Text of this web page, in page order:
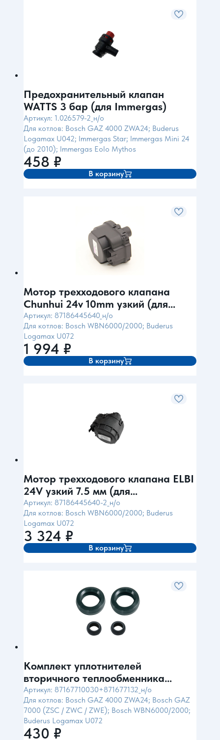
Предохранительный клапан
WATTS 3 бар (для Immergas)
Артикул: 1.026579-2_н/о
Для котлов: Bosch GAZ 4000 ZWA24; Buderus
Logamax U042; Immergas Star; Immergas Mini 24
(до 2010); Immergas Eolo Mythos
458 ₽
В корзину
Мотор трехходового клапана
Chunhui 24v 10mm узкий (для
BOSCH/Buderus)
Артикул: 87186445640_н/о
Для котлов: Bosch WBN6000/2000; Buderus
Logamax U072
1 994 ₽
В корзину
Мотор трехходового клапана ELBI
24V узкий 7.5 мм (для
Bosch6000/Buderus072) Bitron
Италия
Артикул: 87186445640-2_н/о
Для котлов: Bosch WBN6000/2000; Buderus
Logamax U072
3 324 ₽
В корзину
Комплект уплотнителей
вторичного теплообменника
бол+мал (для Bosch)
Артикул: 87167710030+871677132_н/о
Для котлов: Bosch GAZ 4000 ZWA24; Bosch GAZ
7000 (ZSC / ZWC / ZWE); Bosch WBN6000/2000;
Buderus Logamax U072
430 ₽